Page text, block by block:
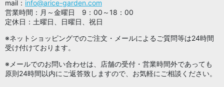
mail： info@arice-garden.com
営業時間：月～金曜日 9：00～18：00
定休日：土曜日、日曜日、祝日
※ネットショッピングでのご注文・メールによるご質問等は24時間
受け付けております。
※メールでのお問い合わせは、店舗の受付・営業時間外であっても
原則24時間以内にご返答致しますので、お気軽にご相談ください。